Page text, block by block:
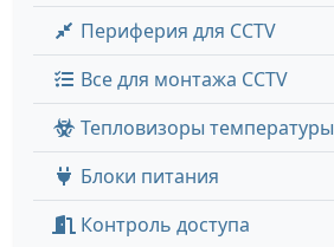
Периферия для CCTV
Все для монтажа CCTV
Тепловизоры температуры
Блоки питания
Контроль доступа